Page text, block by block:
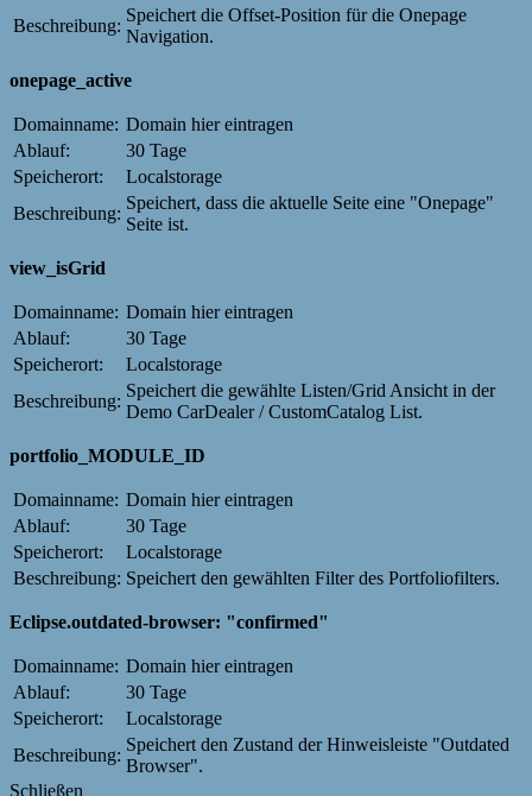
Beschreibung:
Speichert die Offset-Position für die Onepage
Navigation.
onepage_active
Domainname: Domain hier eintragen
Ablauf:
30 Tage
Speicherort:
Localstorage
Beschreibung:
Speichert, dass die aktuelle Seite eine "Onepage"
Seite ist.
view_isGrid
Domainname: Domain hier eintragen
Ablauf:
30 Tage
Speicherort:
Localstorage
Beschreibung:
Speichert die gewählte Listen/Grid Ansicht in der
Demo CarDealer / CustomCatalog List.
portfolio_MODULE_ID
Domainname: Domain hier eintragen
Ablauf:
30 Tage
Speicherort:
Localstorage
Beschreibung: Speichert den gewählten Filter des Portfoliofilters.
Eclipse.outdated-browser: "confirmed"
Domainname: Domain hier eintragen
Ablauf:
30 Tage
Speicherort:
Localstorage
Beschreibung:
Speichert den Zustand der Hinweisleiste "Outdated
Browser".
Schließen